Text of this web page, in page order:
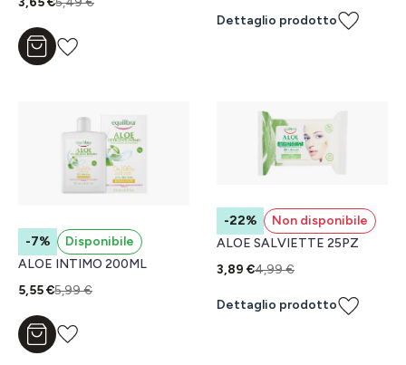
Aggiungi al carrello
Dettaglio prodotto
-7%
Disponibile
ALOE INTIMO 200ML
5,55 €5,99 €
Aggiungi al carrello
-22%
Non disponibile
ALOE SALVIETTE 25PZ
3,89 €4,99 €
Dettaglio prodotto